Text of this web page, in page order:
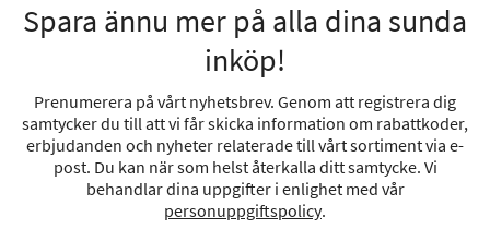
Spara ännu mer på alla dina sunda
inköp!
Prenumerera på vårt nyhetsbrev. Genom att registrera dig
samtycker du till att vi får skicka information om rabattkoder,
erbjudanden och nyheter relaterade till vårt sortiment via e-
post. Du kan när som helst återkalla ditt samtycke. Vi
behandlar dina uppgifter i enlighet med vår
personuppgiftspolicy.